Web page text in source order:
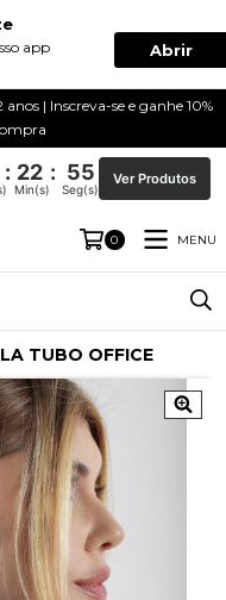
app Abrir
| Inscreva-se e ganhe 10%
: 22 : 55
Min(s) Seg(s)
Ver Produtos
0 MENU
TUBO OFFICE